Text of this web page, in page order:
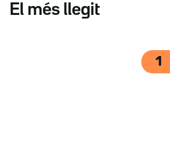
El més llegit
1